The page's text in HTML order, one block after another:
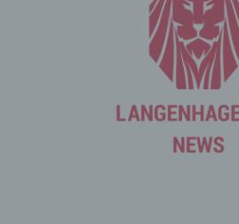
Internetbrowsern, die andere
unterscheiden. Ein bestimmter
über die eindeutige Cookie-ID
Internetseite nutzerfreundlichere
die ohne die Cookie-Setzung nicht